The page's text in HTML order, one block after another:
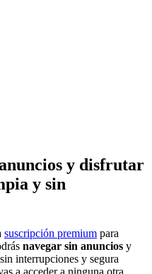
y disfrutar
y sin
suscripción premium para
navegar sin anuncios y
interrupciones y segura
a acceder a ninguna otra